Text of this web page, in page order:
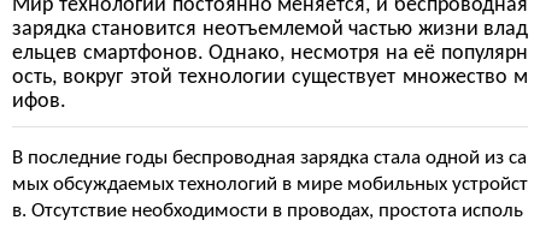
Мир технологий постоянно меняется, и беспроводная
зарядка становится неотъемлемой частью жизни влад
ельцев смартфонов. Однако, несмотря на её популярн
ость, вокруг этой технологии существует множество м
ифов.
В последние годы беспроводная зарядка стала одной из са
мых обсуждаемых технологий в мире мобильных устройст
в. Отсутствие необходимости в проводах, простота исполь